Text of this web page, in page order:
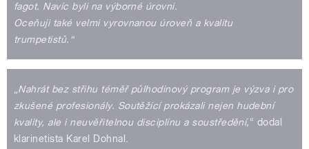
fagot. Navíc byli na výborné úrovni.
Oceňuji také velmi vyrovnanou úroveň a kvalitu
trumpetistů.“
Nahrát bez střihu téměř půlhodinový program je výzva i pro
zkušené profesionály. Soutěžící prokázali nejen hudební
kvality, ale i neuvěřitelnou disciplínu a soustředění,“ dodal
klarinetista Karel Dohnal.